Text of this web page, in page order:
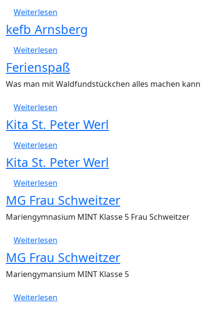
Weiterlesen
kefb Arnsberg
Weiterlesen
Ferienspaß
Was man mit Waldfundstückchen alles machen kann
Weiterlesen
Kita St. Peter Werl
Weiterlesen
Kita St. Peter Werl
Weiterlesen
MG Frau Schweitzer
Mariengymnasium MINT Klasse 5 Frau Schweitzer
Weiterlesen
MG Frau Schweitzer
Mariengymansium MINT Klasse 5
Weiterlesen